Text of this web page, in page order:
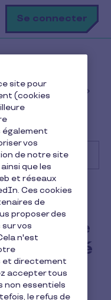
Se connecter
des
à la personne
de
agréé
2026
site pour
(cookies
également
vos
de notre site
que les
et réseaux
Ces cookies
de
proposer des
vos
n'est
et directement
accepter tous
non essentiels
le refus de